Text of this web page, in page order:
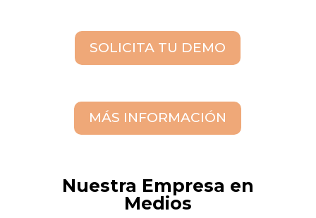
SOLICITA TU DEMO
MÁS INFORMACIÓN
Nuestra Empresa en
Medios